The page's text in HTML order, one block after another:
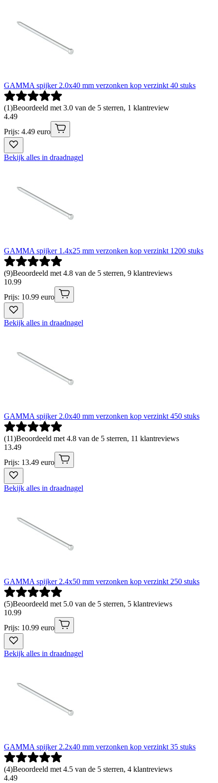
GAMMA spijker 2.0x40 mm verzonken kop verzinkt 40 stuks
(1)Beoordeeld met 3.0 van de 5 sterren, 1 klantreview
4.49
Prijs: 4.49 euro
Bekijk alles in draadnagel
GAMMA spijker 1.4x25 mm verzonken kop verzinkt 1200 stuks
(9)Beoordeeld met 4.8 van de 5 sterren, 9 klantreviews
10.99
Prijs: 10.99 euro
Bekijk alles in draadnagel
GAMMA spijker 2.0x40 mm verzonken kop verzinkt 450 stuks
(11)Beoordeeld met 4.8 van de 5 sterren, 11 klantreviews
13.49
Prijs: 13.49 euro
Bekijk alles in draadnagel
GAMMA spijker 2.4x50 mm verzonken kop verzinkt 250 stuks
(5)Beoordeeld met 5.0 van de 5 sterren, 5 klantreviews
10.99
Prijs: 10.99 euro
Bekijk alles in draadnagel
GAMMA spijker 2.2x40 mm verzonken kop verzinkt 35 stuks
(4)Beoordeeld met 4.5 van de 5 sterren, 4 klantreviews
4.49